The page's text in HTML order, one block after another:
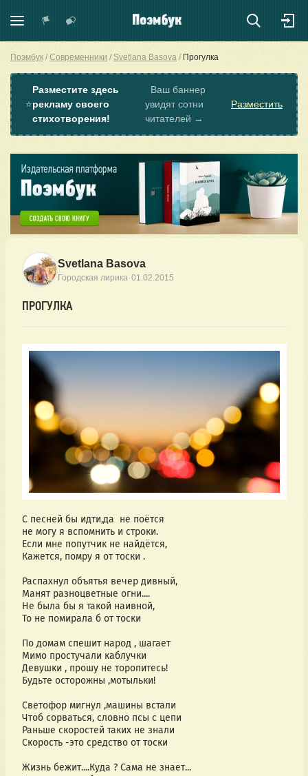
Поэмбук Современники Svetlana Basova Прогулка
⭐
Разместите здесь
рекламу своего
стихотворения!
Ваш баннер
увидят сотни
читателей →
Разместить
Svetlana Basova
Городская лирика·01.02.2015
ПРОГУЛКА
С песней бы идти,да не поётся
не могу я вспомнить и строки.
Если мне попутчик не найдётся,
Кажется, помру я от тоски .
Распахнул объятья вечер дивный,
Манят разноцветные огни....
Не была бы я такой наивной,
То не помирала б от тоски
По домам спешит народ , шагает
Мимо простучали каблучки
Девушки , прошу не торопитесь!
Будьте осторожны ,мотыльки!
Светофор мигнул ,машины встали
Чтоб сорваться, словно псы с цепи
Раньше скоростей таких не знали
Скорость -это средство от тоски
Жизнь бежит....Куда ? Сама не знает...